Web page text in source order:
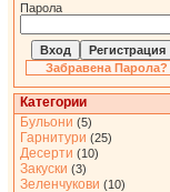
Парола
Забравена Парола?
Категории
Бульони (5)
Гарнитури (25)
Десерти (10)
Закуски (3)
Зеленчукови (10)